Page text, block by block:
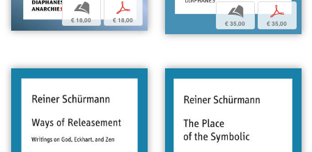
b
€ 18,00
p
€ 18,00
b
€ 35,00
p
€ 35,00